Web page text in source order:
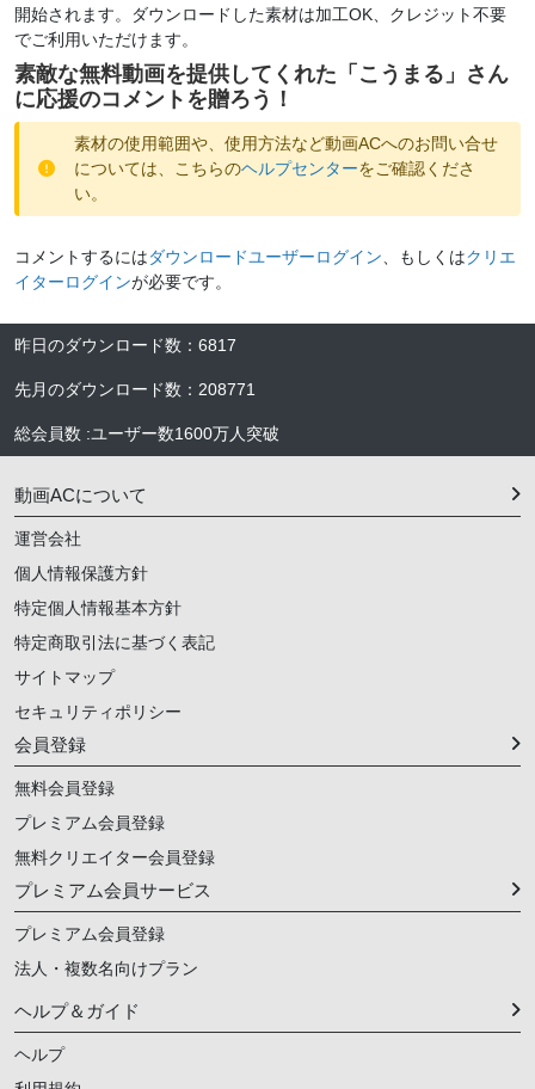
開始されます。ダウンロードした素材は加工OK、クレジット不要
でご利用いただけます。
素敵な無料動画を提供してくれた「 こうまる 」さん
に応援のコメントを贈ろう！
素材の使用範囲や、使用方法など動画ACへのお問い合せ
については、こちらのヘルプセンターをご確認くださ
い。
コメントするにはダウンロードユーザーログイン 、もしくはクリエ
イターログインが必要です。
昨日のダウンロード数 ： 6817
先月のダウンロード数 ： 208771
総会員数 :ユーザー数1600万人 突破
動画ACについて
運営会社
個人情報保護方針
特定個人情報基本方針
特定商取引法に基づく表記
サイトマップ
セキュリティポリシー
会員登録
無料会員登録
プレミアム会員登録
無料クリエイター会員登録
プレミアム会員サービス
プレミアム会員登録
法人・複数名向けプラン
ヘルプ＆ガイド
ヘルプ